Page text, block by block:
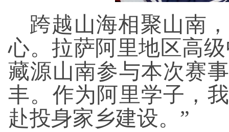
跨越山海相聚山南
心。拉萨阿里地区高
藏源山南参与本次赛
丰。作为阿里学子，
赴投身家乡建设。”